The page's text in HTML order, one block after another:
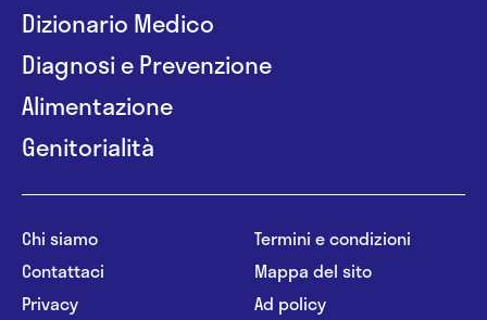
Dizionario Medico
Diagnosi e Prevenzione
Alimentazione
Genitorialità
Chi siamo
Contattaci
Privacy
Termini e condizioni
Mappa del sito
Ad policy